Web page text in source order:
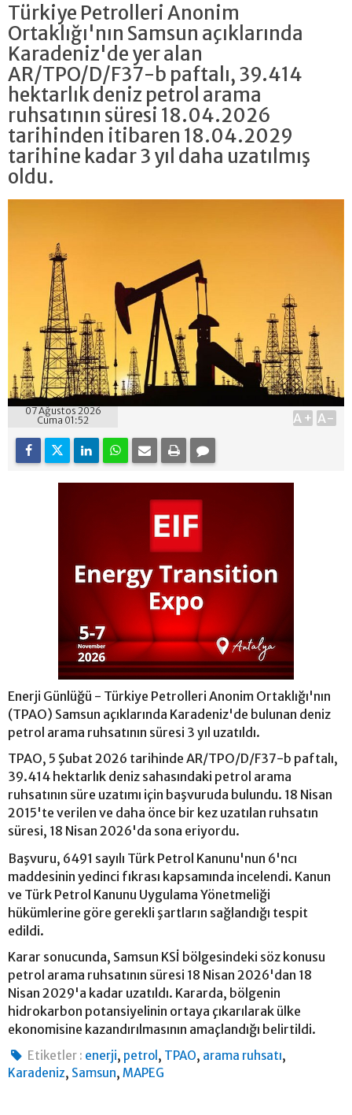
Türkiye Petrolleri Anonim
Ortaklığı'nın Samsun açıklarında
Karadeniz'de yer alan
AR/TPO/D/F37-b paftalı, 39.414
hektarlık deniz petrol arama
ruhsatının süresi 18.04.2026
tarihinden itibaren 18.04.2029
tarihine kadar 3 yıl daha uzatılmış
oldu.
07 Ağustos 2026
Cuma 01:52
A+ A-
Enerji Günlüğü - Türkiye Petrolleri Anonim Ortaklığı'nın
(TPAO) Samsun açıklarında Karadeniz'de bulunan deniz
petrol arama ruhsatının süresi 3 yıl uzatıldı.
TPAO, 5 Şubat 2026 tarihinde AR/TPO/D/F37-b paftalı,
39.414 hektarlık deniz sahasındaki petrol arama
ruhsatının süre uzatımı için başvuruda bulundu. 18 Nisan
2015'te verilen ve daha önce bir kez uzatılan ruhsatın
süresi, 18 Nisan 2026'da sona eriyordu.
Başvuru, 6491 sayılı Türk Petrol Kanunu'nun 6'ncı
maddesinin yedinci fıkrası kapsamında incelendi. Kanun
ve Türk Petrol Kanunu Uygulama Yönetmeliği
hükümlerine göre gerekli şartların sağlandığı tespit
edildi.
Karar sonucunda, Samsun KSİ bölgesindeki söz konusu
petrol arama ruhsatının süresi 18 Nisan 2026'dan 18
Nisan 2029'a kadar uzatıldı. Kararda, bölgenin
hidrokarbon potansiyelinin ortaya çıkarılarak ülke
ekonomisine kazandırılmasının amaçlandığı belirtildi.
Etiketler : enerji, petrol , TPAO, arama ruhsatı,
Karadeniz, Samsun, MAPEG